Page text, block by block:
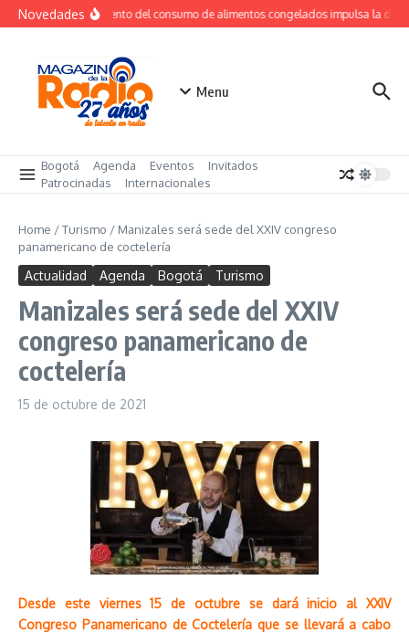
Saltar al contenido
NovedadesCrecimiento del consumo de alimentos congelados impulsa la
Menu
Bogotá Agenda Eventos
Invitados
Patrocinadas
Internacionales
Home /Turismo / Manizales será sede del XXIV congreso
panamericano de coctelería
Actualidad Agenda Bogotá Turismo
Manizales será sede del XXIV
congreso panamericano de
coctelería
15 de octubre de 2021
Desde este viernes 15 de octubre se dará inicio al XXIV
Congreso Panamericano de Coctelería que se llevará a cabo